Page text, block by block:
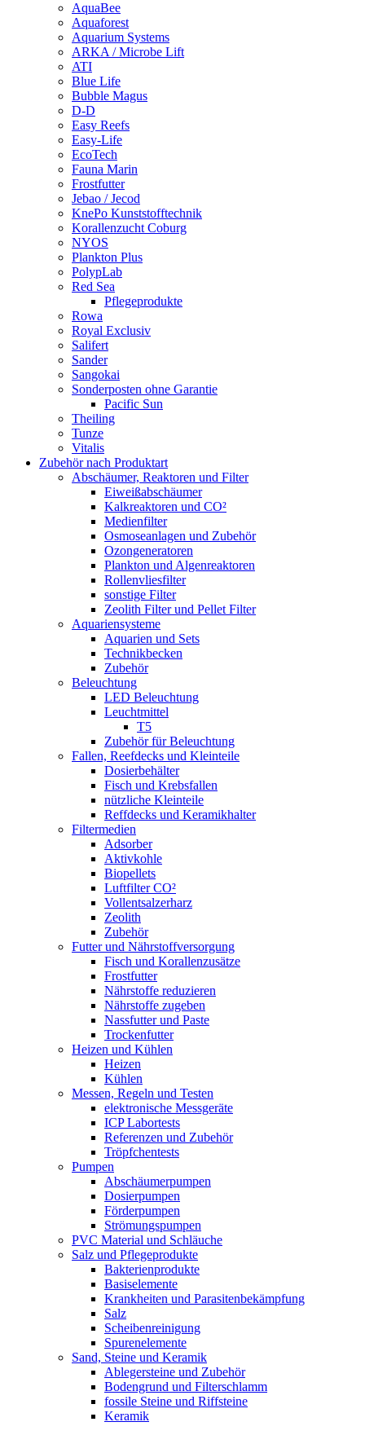
AquaBee
Aquaforest
Aquarium Systems
ARKA / Microbe Lift
ATI
Blue Life
Bubble Magus
D-D
Easy Reefs
Easy-Life
EcoTech
Fauna Marin
Frostfutter
Jebao / Jecod
KnePo Kunststofftechnik
Korallenzucht Coburg
NYOS
Plankton Plus
PolypLab
Red Sea
Pflegeprodukte
Rowa
Royal Exclusiv
Salifert
Sander
Sangokai
Sonderposten ohne Garantie
Pacific Sun
Theiling
Tunze
Vitalis
Zubehör nach Produktart
Abschäumer, Reaktoren und Filter
Eiweißabschäumer
Kalkreaktoren und CO²
Medienfilter
Osmoseanlagen und Zubehör
Ozongeneratoren
Plankton und Algenreaktoren
Rollenvliesfilter
sonstige Filter
Zeolith Filter und Pellet Filter
Aquariensysteme
Aquarien und Sets
Technikbecken
Zubehör
Beleuchtung
LED Beleuchtung
Leuchtmittel
T5
Zubehör für Beleuchtung
Fallen, Reefdecks und Kleinteile
Dosierbehälter
Fisch und Krebsfallen
nützliche Kleinteile
Reffdecks und Keramikhalter
Filtermedien
Adsorber
Aktivkohle
Biopellets
Luftfilter CO²
Vollentsalzerharz
Zeolith
Zubehör
Futter und Nährstoffversorgung
Fisch und Korallenzusätze
Frostfutter
Nährstoffe reduzieren
Nährstoffe zugeben
Nassfutter und Paste
Trockenfutter
Heizen und Kühlen
Heizen
Kühlen
Messen, Regeln und Testen
elektronische Messgeräte
ICP Labortests
Referenzen und Zubehör
Tröpfchentests
Pumpen
Abschäumerpumpen
Dosierpumpen
Förderpumpen
Strömungspumpen
PVC Material und Schläuche
Salz und Pflegeprodukte
Bakterienprodukte
Basiselemente
Krankheiten und Parasitenbekämpfung
Salz
Scheibenreinigung
Spurenelemente
Sand, Steine und Keramik
Ablegersteine und Zubehör
Bodengrund und Filterschlamm
fossile Steine und Riffsteine
Keramik